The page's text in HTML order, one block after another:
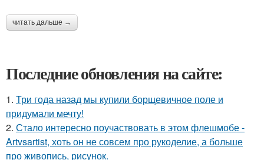
читать дальше →
Последние обновления на сайте:
1. Три года назад мы купили борщевичное поле и
придумали мечту!
2. Стало интересно поучаствовать в этом флешмобе -
Artvsartist, хоть он не совсем про рукоделие, а больше
про живопись, рисунок.